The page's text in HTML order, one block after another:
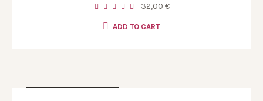
32,00 €
ADD TO CART